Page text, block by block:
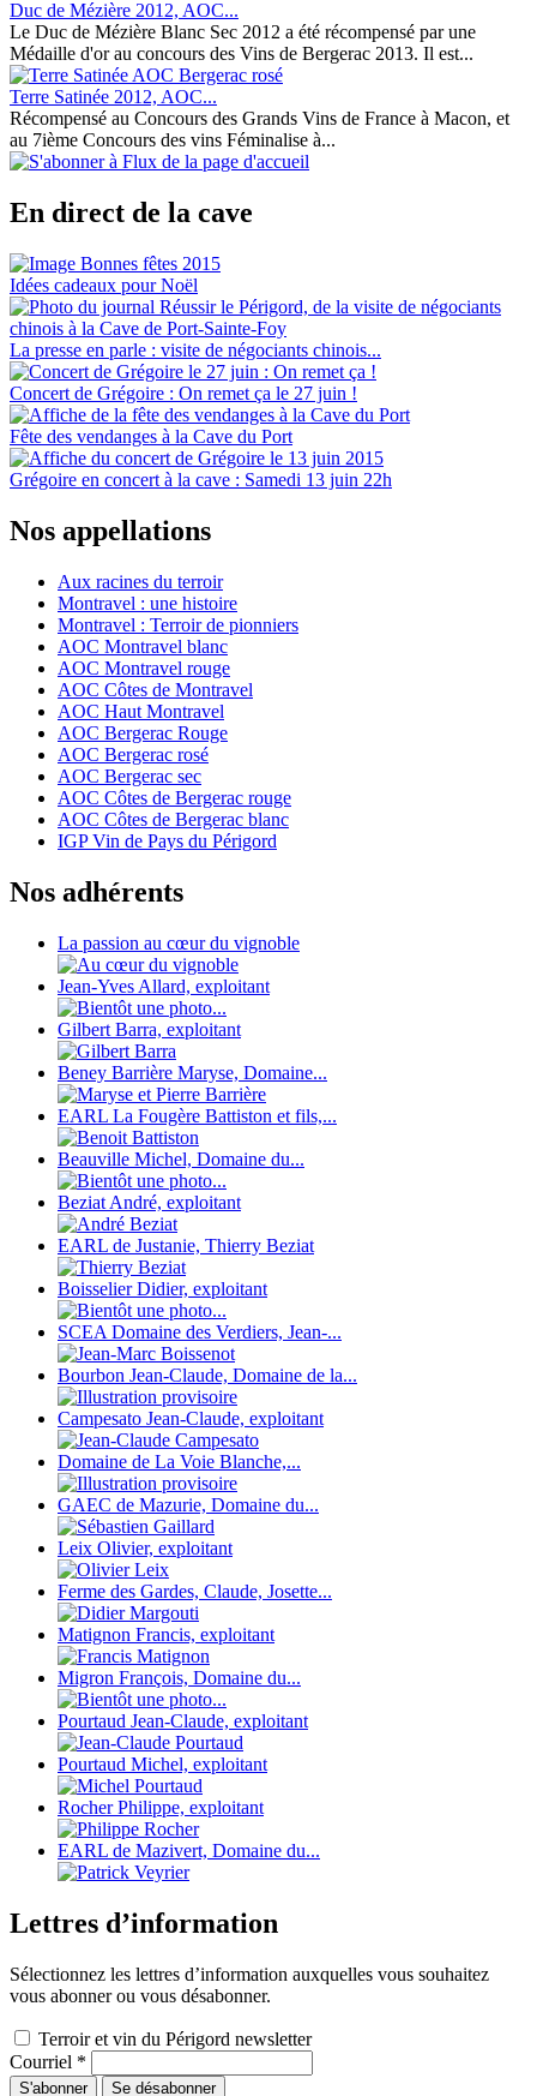
Duc de Mézière 2012, AOC...
Le Duc de Mézière Blanc Sec 2012 a été récompensé par une
Médaille d'or au concours des Vins de Bergerac 2013. Il est...
Terre Satinée 2012, AOC...
Récompensé au Concours des Grands Vins de France à Macon, et
au 7ième Concours des vins Féminalise à...
En direct de la cave
Idées cadeaux pour Noël
La presse en parle : visite de négociants chinois...
Concert de Grégoire : On remet ça le 27 juin !
Fête des vendanges à la Cave du Port
Grégoire en concert à la cave : Samedi 13 juin 22h
Nos appellations
Aux racines du terroir
Montravel : une histoire
Montravel : Terroir de pionniers
AOC Montravel blanc
AOC Montravel rouge
AOC Côtes de Montravel
AOC Haut Montravel
AOC Bergerac Rouge
AOC Bergerac rosé
AOC Bergerac sec
AOC Côtes de Bergerac rouge
AOC Côtes de Bergerac blanc
IGP Vin de Pays du Périgord
Nos adhérents
La passion au cœur du vignoble
Jean-Yves Allard, exploitant
Gilbert Barra, exploitant
Beney Barrière Maryse, Domaine...
EARL La Fougère Battiston et fils,...
Beauville Michel, Domaine du...
Beziat André, exploitant
EARL de Justanie, Thierry Beziat
Boisselier Didier, exploitant
SCEA Domaine des Verdiers, Jean-...
Bourbon Jean-Claude, Domaine de la...
Campesato Jean-Claude, exploitant
Domaine de La Voie Blanche,...
GAEC de Mazurie, Domaine du...
Leix Olivier, exploitant
Ferme des Gardes, Claude, Josette...
Matignon Francis, exploitant
Migron François, Domaine du...
Pourtaud Jean-Claude, exploitant
Pourtaud Michel, exploitant
Rocher Philippe, exploitant
EARL de Mazivert, Domaine du...
Lettres d’information
Sélectionnez les lettres d’information auxquelles vous souhaitez
vous abonner ou vous désabonner.
Terroir et vin du Périgord newsletter
Courriel *